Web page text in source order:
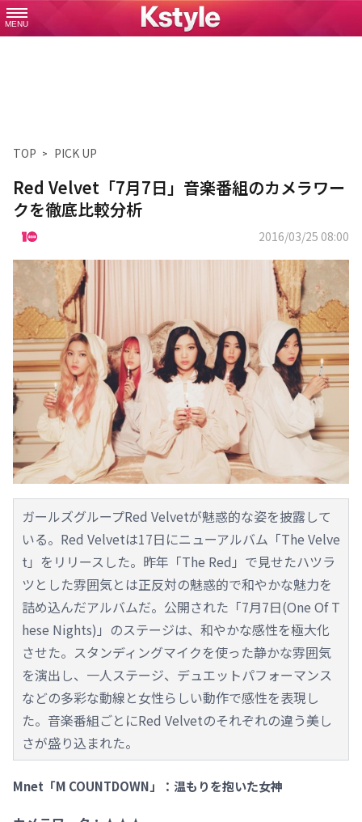
MENU
TOP PICK UP
Red Velvet「7月7日」音楽番組のカメラワー
クを徹底比較分析
2016/03/25 08:00
ガールズグループRed Velvetが魅惑的な姿を披露して
いる。Red Velvetは17日にニューアルバム「The Velve
t」をリリースした。昨年「The Red」で見せたハツラ
ツとした雰囲気とは正反対の魅惑的で和やかな魅力を
詰め込んだアルバムだ。公開された「7月7日(One Of T
hese Nights)」のステージは、和やかな感性を極大化
させた。スタンディングマイクを使った静かな雰囲気
を演出し、一人ステージ、デュエットパフォーマンス
などの多彩な動線と女性らしい動作で感性を表現し
た。音楽番組ごとにRed Velvetのそれぞれの違う美し
さが盛り込まれた。
Mnet「M COUNTDOWN」：温もりを抱いた女神